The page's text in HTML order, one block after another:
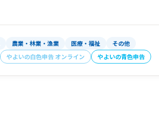
農業・林業・漁業 医療・福祉 その他
やよいの白色申告 オンライン やよいの青色申告